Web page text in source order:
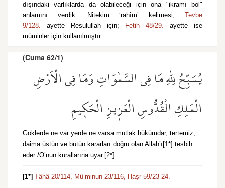
dışındaki varlıklarda da olabileceği için ona "ikramı bol"
anlamını verdik. Nitekim ‘rahîm’ kelimesi, Tevbe
9/128. ayette Resulullah için; Fetih 48/29. ayette ise
müminler için kullanılmıştır.
(Cuma 62/1)
يُسَبِّحُ لِلّٰهِ مَا فِي السَّمٰوَاتِ وَمَا فِي الْاَرْضِ
الْمَلِكِ الْقُدُّوسِ الْعَز۪يزِ الْحَك۪يمِ
Göklerde ne var yerde ne varsa mutlak hükümdar, tertemiz,
daima üstün ve bütün kararları doğru olan Allah’ı[1*] tesbih
eder /O’nun kurallarına uyar.[2*]
[1*] Tâhâ 20/114, Mü’minun 23/116, Haşr 59/23-24.